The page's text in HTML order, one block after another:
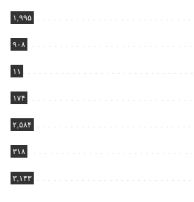
۱,۹۹۵
۹۰۸
۱۱
۱۷۴
۲,۵۸۴
۳۱۸
۳,۱۴۳